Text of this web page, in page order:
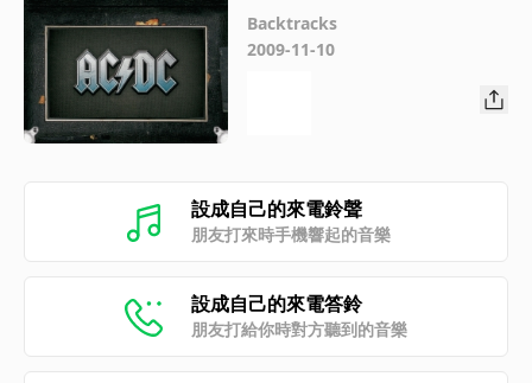
ondon, Nov. 2, 197
9)
Backtracks
2009-11-10
設成自己的來電鈴聲
朋友打來時手機響起的音樂
設成自己的來電答鈴
朋友打給你時對方聽到的音樂